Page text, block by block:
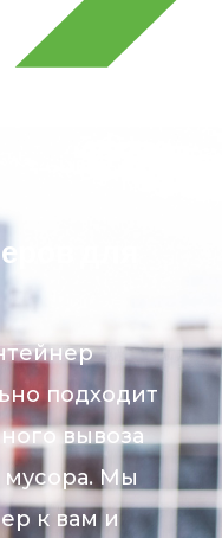
для
подходит
вывоза
Мы
к вам и